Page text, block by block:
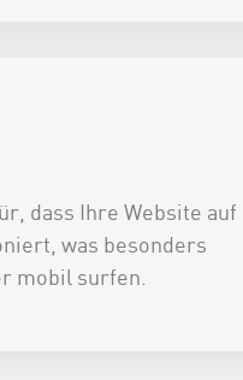
dass Ihre Website auf
was besonders
mobil surfen.